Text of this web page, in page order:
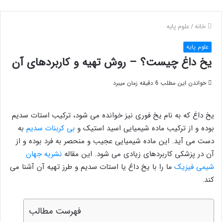
خانه/علوم پایه
علوم پایه
یخ داغ چیست؟ – روش تهیه و کاربردهای آن
خواندن این مطلب 6 دقیقه زمان میبرد
یخ داغ که به نام یخ فوری نیز خوانده می شود، ترکیب استات سدیم
بوده و از ترکیب ماده شیمیایی اسید استیک و بی کربنات سدیم به
دست می آید. این ماده شیمیایی عجیب و منحصر به فرد بوده و از
آن در پزشکی کاربردهای زیادی می شود. این مقاله نشریه جهان
شیمی فیزیک ما را با یخ داغ یا استات سدیم و طرز تهیه آن آشنا می
کند.
فهرست مطالب